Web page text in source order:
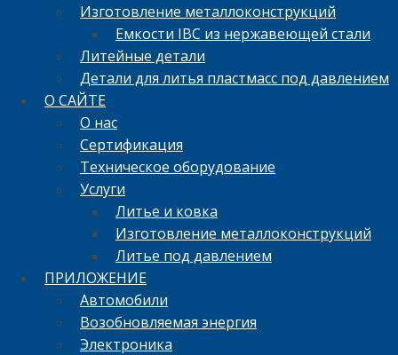
Изготовление металлоконструкций
Емкости IBC из нержавеющей стали
Литейные детали
Детали для литья пластмасс под давлением
О САЙТЕ
О нас
Сертификация
Техническое оборудование
Услуги
Литье и ковка
Изготовление металлоконструкций
Литье под давлением
ПРИЛОЖЕНИЕ
Автомобили
Возобновляемая энергия
Электроника